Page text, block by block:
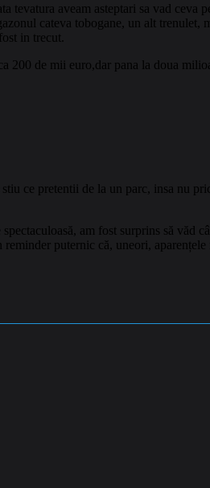
tevatura aveam asteptari sa vad ceva
cateva tobogane, un alt trenulet,
in trecut.
200 de mii euro,dar pana la doua
ce pretentii de la un parc, insa nu
am fost surprins să văd
puternic că, uneori, aparențele